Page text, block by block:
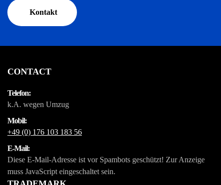
Kontakt
CONTACT
Telefon:
k.A. wegen Umzug
Mobil:
+49 (0) 176 103 183 56
E-Mail:
Diese E-Mail-Adresse ist vor Spambots geschützt! Zur Anzeige
muss JavaScript eingeschaltet sein.